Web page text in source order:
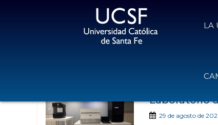
LA
Laboratorio
29 de agosto de